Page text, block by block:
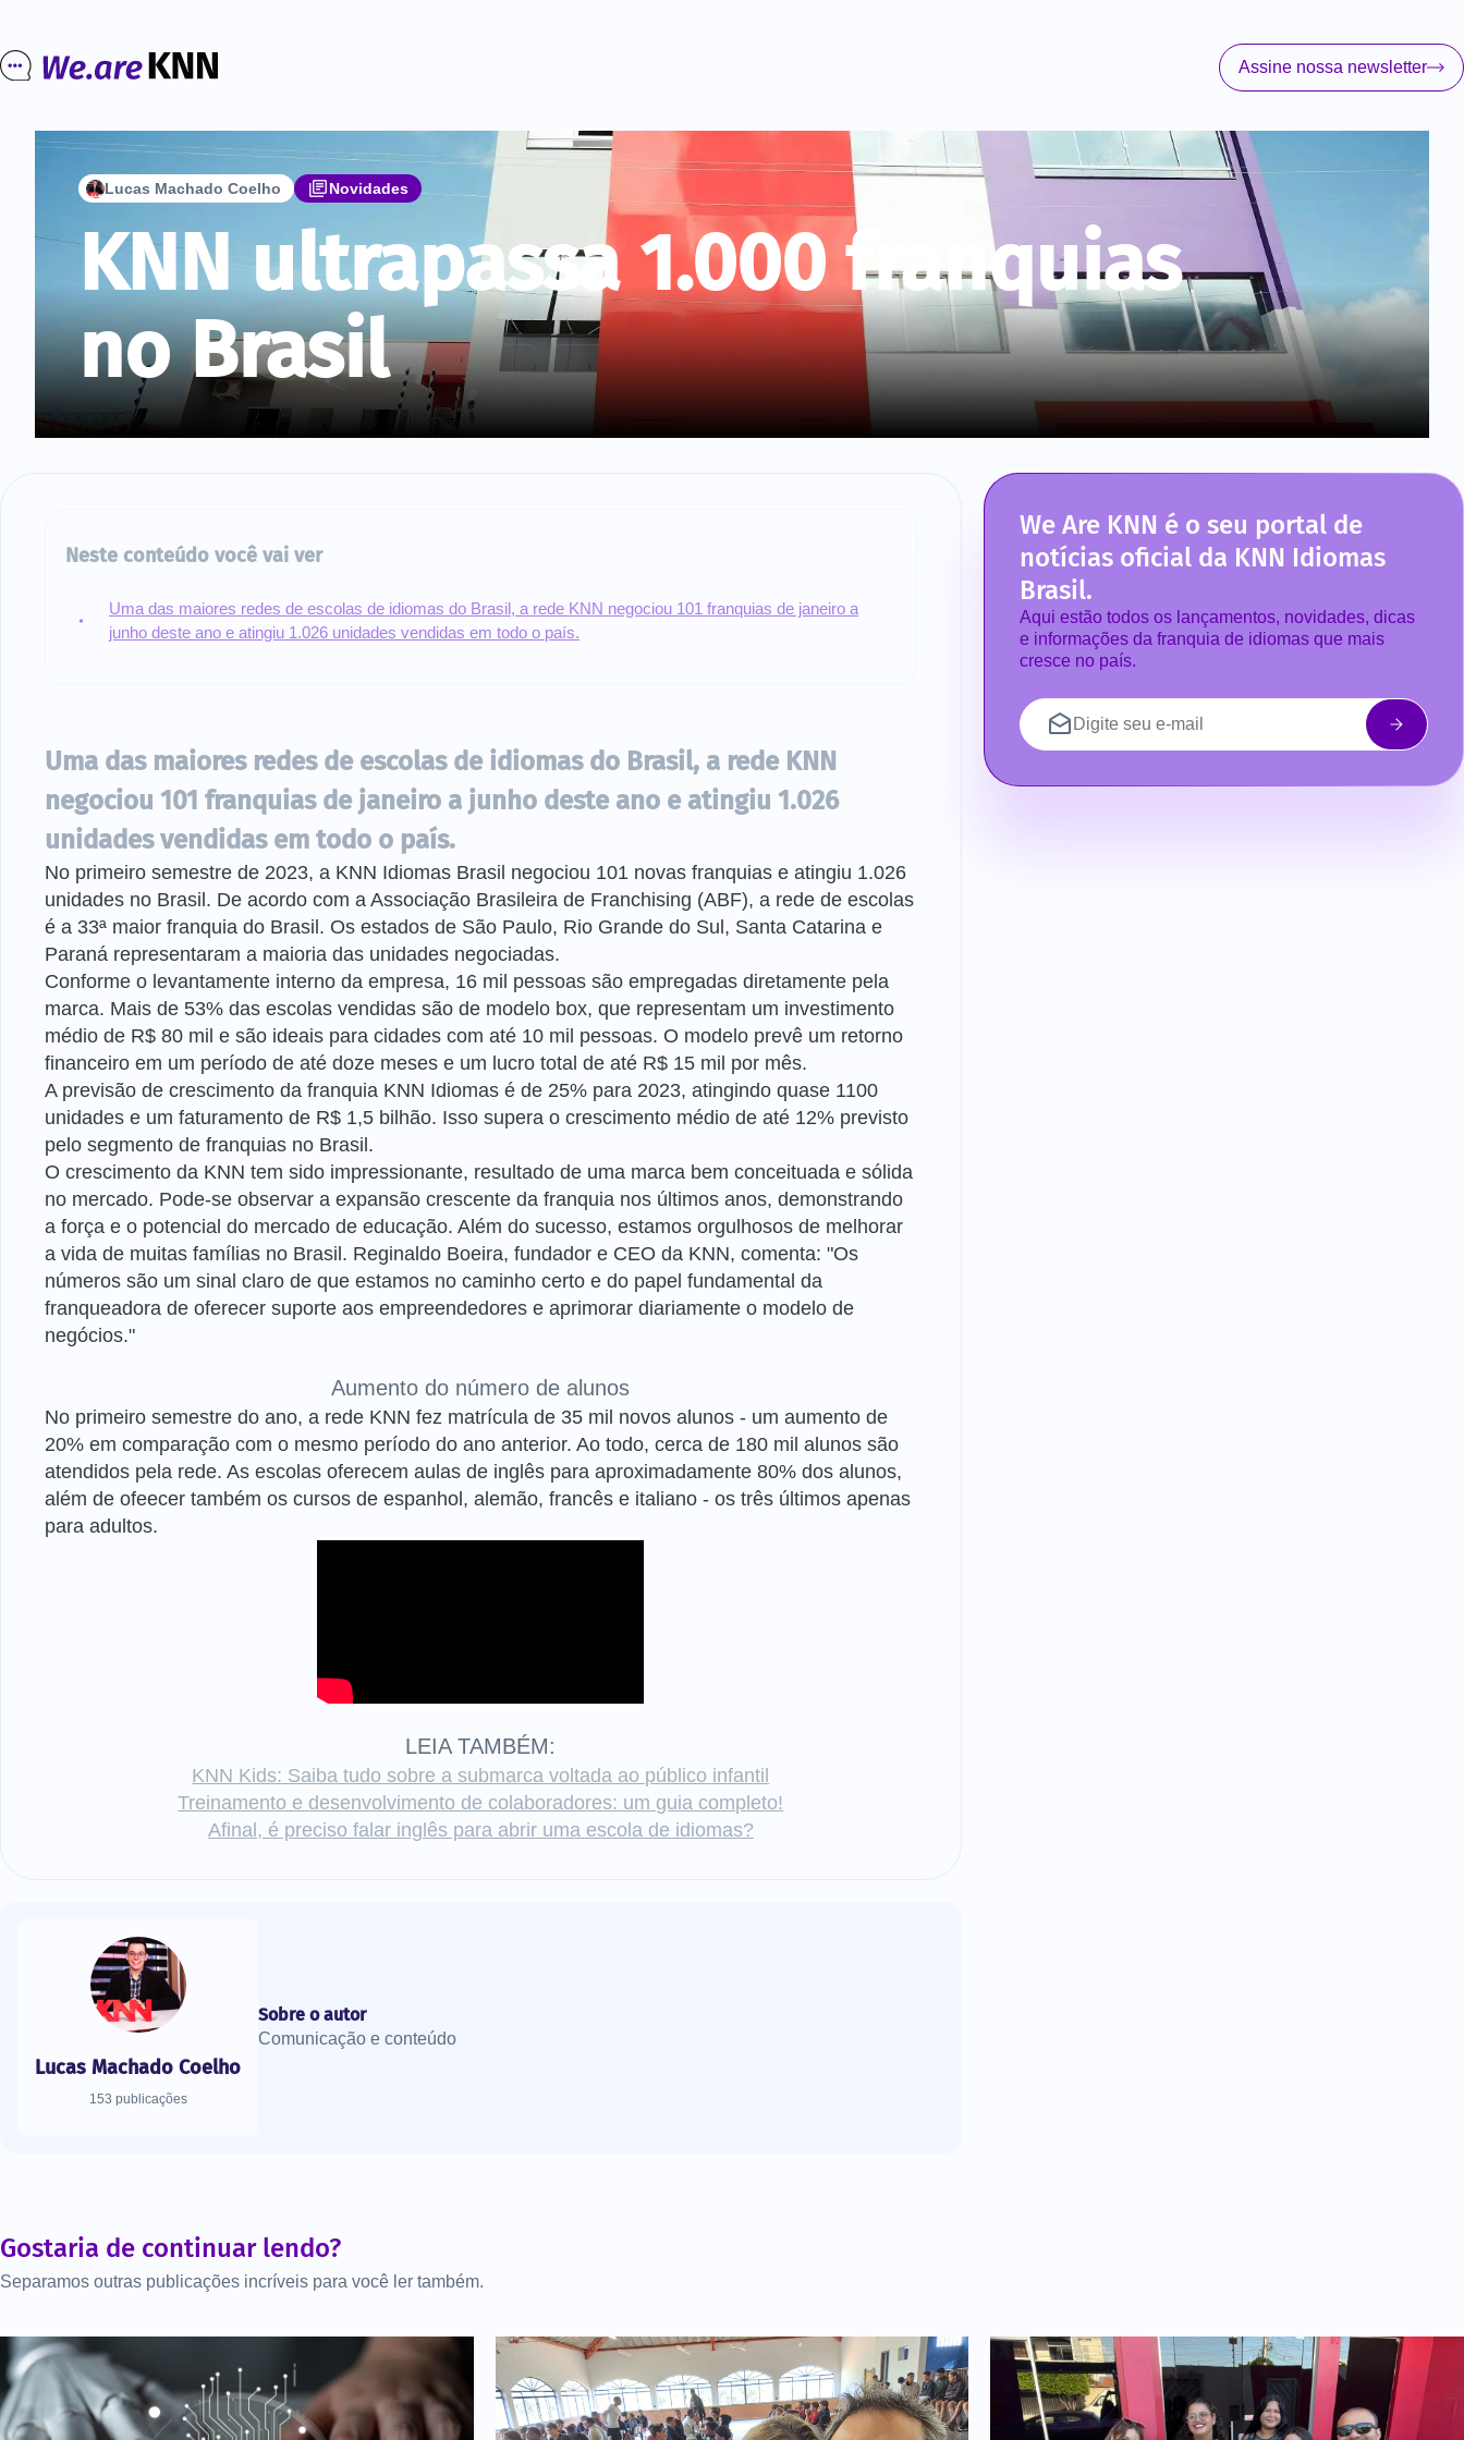
Assine nossa newsletter
Lucas Machado Coelho Novidades
KNN ultrapassa 1.000 franquias
no Brasil
Neste conteúdo você vai ver
Uma das maiores redes de escolas de idiomas do Brasil, a rede KNN negociou 101 franquias de janeiro a
junho deste ano e atingiu 1.026 unidades vendidas em todo o país.
Uma das maiores redes de escolas de idiomas do Brasil, a rede KNN
negociou 101 franquias de janeiro a junho deste ano e atingiu 1.026
unidades vendidas em todo o país.
No primeiro semestre de 2023, a KNN Idiomas Brasil negociou 101 novas franquias e atingiu 1.026
unidades no Brasil. De acordo com a Associação Brasileira de Franchising (ABF), a rede de escolas
é a 33ª maior franquia do Brasil. Os estados de São Paulo, Rio Grande do Sul, Santa Catarina e
Paraná representaram a maioria das unidades negociadas.
Conforme o levantamente interno da empresa, 16 mil pessoas são empregadas diretamente pela
marca. Mais de 53% das escolas vendidas são de modelo box, que representam um investimento
médio de R$ 80 mil e são ideais para cidades com até 10 mil pessoas. O modelo prevê um retorno
financeiro em um período de até doze meses e um lucro total de até R$ 15 mil por mês.
A previsão de crescimento da franquia KNN Idiomas é de 25% para 2023, atingindo quase 1100
unidades e um faturamento de R$ 1,5 bilhão. Isso supera o crescimento médio de até 12% previsto
pelo segmento de franquias no Brasil.
O crescimento da KNN tem sido impressionante, resultado de uma marca bem conceituada e sólida
no mercado. Pode-se observar a expansão crescente da franquia nos últimos anos, demonstrando
a força e o potencial do mercado de educação. Além do sucesso, estamos orgulhosos de melhorar
a vida de muitas famílias no Brasil. Reginaldo Boeira, fundador e CEO da KNN, comenta: "Os
números são um sinal claro de que estamos no caminho certo e do papel fundamental da
franqueadora de oferecer suporte aos empreendedores e aprimorar diariamente o modelo de
negócios."
Aumento do número de alunos
No primeiro semestre do ano, a rede KNN fez matrícula de 35 mil novos alunos - um aumento de
20% em comparação com o mesmo período do ano anterior. Ao todo, cerca de 180 mil alunos são
atendidos pela rede. As escolas oferecem aulas de inglês para aproximadamente 80% dos alunos,
além de ofeecer também os cursos de espanhol, alemão, francês e italiano - os três últimos apenas
para adultos.
LEIA TAMBÉM:
KNN Kids: Saiba tudo sobre a submarca voltada ao público infantil
Treinamento e desenvolvimento de colaboradores: um guia completo!
Afinal, é preciso falar inglês para abrir uma escola de idiomas?
Lucas Machado Coelho
153 publicações
Sobre o autor
Comunicação e conteúdo
We Are KNN é o seu portal de
notícias oficial da KNN Idiomas
Brasil.
Aqui estão todos os lançamentos, novidades, dicas
e informações da franquia de idiomas que mais
cresce no país.
Gostaria de continuar lendo?
Separamos outras publicações incríveis para você ler também.